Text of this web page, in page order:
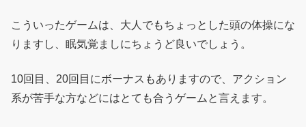
こういったゲームは、大人でもちょっとした頭の体操にな
りますし、眠気覚ましにちょうど良いでしょう。
10回目、20回目にボーナスもありますので、アクション
系が苦手な方などにはとても合うゲームと言えます。